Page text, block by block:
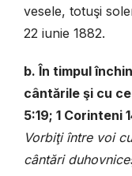
vesele, totuşi
22 iunie 1882.
b. În timpul
cântările şi cu
5:19; 1 Corinteni
Vorbiţi între voi
cântări